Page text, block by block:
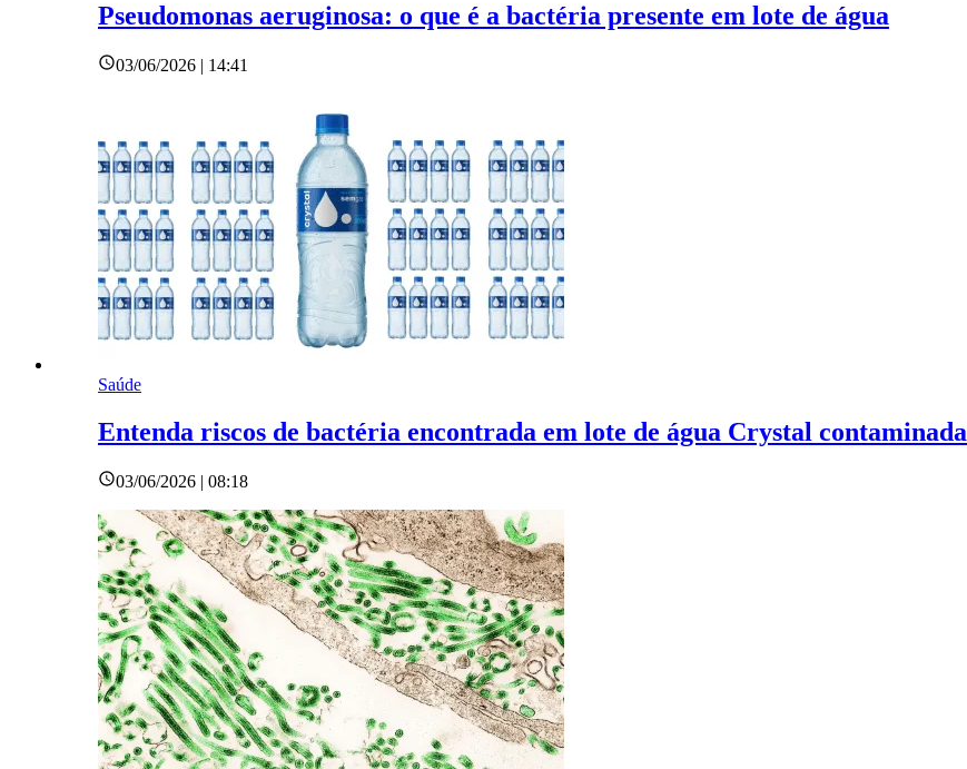
Pseudomonas aeruginosa: o que é a bactéria presente em lote de água
03/06/2026 | 14:41
Saúde
Entenda riscos de bactéria encontrada em lote de água Crystal contaminada
03/06/2026 | 08:18